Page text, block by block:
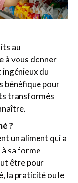
au
à vous donner
ingénieux du
bénéfique pour
transformés
?
un aliment qui a
sa forme
être pour
la praticité ou le